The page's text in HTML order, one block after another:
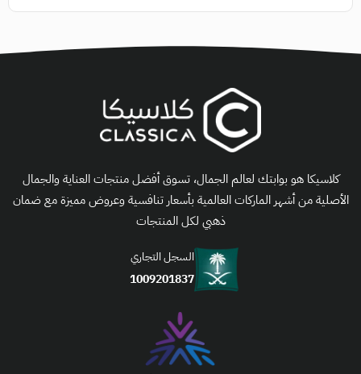
كلاسيكا هو بوابتك لعالم الجمال، تسوق أفضل منتجات العناية والجمال
الأصلية من أشهر الماركات العالمية بأسعار تنافسية وعروض مميزة مع ضمان
ذهبي لكل المنتجات
السجل التجاري
1009201837